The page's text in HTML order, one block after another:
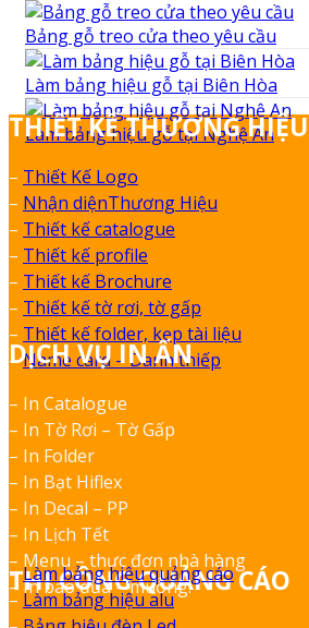
Bảng gỗ treo cửa theo yêu cầu
Làm bảng hiệu gỗ tại Biên Hòa
Làm bảng hiệu gỗ tại Nghệ An
THIẾT KẾ THƯƠNG HIỆU
– Thiết Kế Logo
– Nhận diệnThương Hiệu
– Thiết kế catalogue
– Thiết kế profile
– Thiết kế Brochure
– Thiết kế tờ rơi, tờ gấp
– Thiết kế folder, kẹp tài liệu
–Name card – Danh thiếp
DỊCH VỤ IN ẤN
– In Catalogue
– In Tờ Rơi – Tờ Gấp
– In Folder
– In Bạt Hiflex
– In Decal – PP
– In Lịch Tết
– Menu – thực đơn nhà hàng
– In bao đũa – muỗng.
THI CÔNG QUẢNG CÁO
–Làm bảng hiệu quảng cáo
– Làm bảng hiệu alu